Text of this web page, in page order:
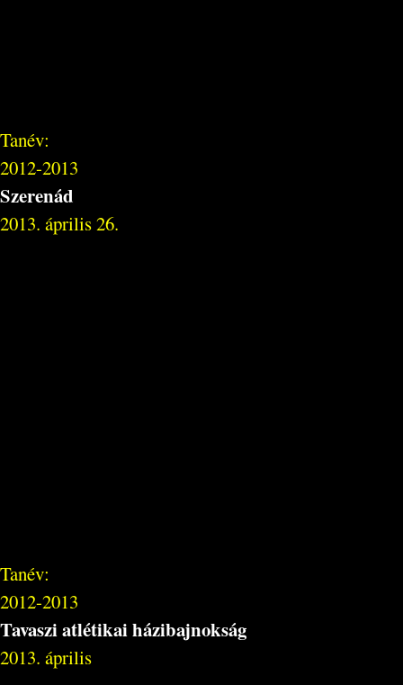
Tanév:
2012-2013
Szerenád
2013. április 26.
Tanév:
2012-2013
Tavaszi atlétikai házibajnokság
2013. április